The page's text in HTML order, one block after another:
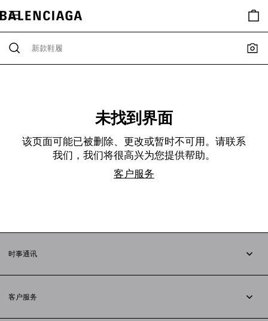
未找到界面
该页面可能已被删除、更改或暂时不可用。请联系
我们，我们将很高兴为您提供帮助。
客户服务
时事通讯
客户服务